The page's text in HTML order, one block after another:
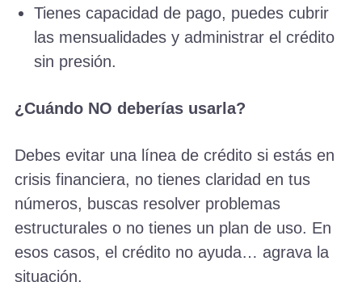
Tienes capacidad de pago, puedes cubrir
las mensualidades y administrar el crédito
sin presión.
¿Cuándo NO deberías usarla?
Debes evitar una línea de crédito si estás en
crisis financiera, no tienes claridad en tus
números, buscas resolver problemas
estructurales o no tienes un plan de uso. En
esos casos, el crédito no ayuda… agrava la
situación.